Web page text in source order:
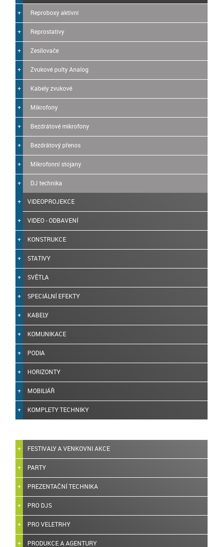
Reproboxy aktivní
Reprostativy
Zesilovače
Zvukové pulty Analog
Kabely zvukové
Mikrofony
Bezdrátové mikrofony
Bezdrátový přenos
Mikrofonní stojany
DJ technika
VIDEOPROJEKCE
VIDEO - ODBAVENÍ
KONSTRUKCE
STATIVY
SVĚTLA
SPECIÁLNÍ EFEKTY
KABELY
KOMUNIKACE
PODIA
HORIZONTY
MOBILIÁŘ
KOMPLETY TECHNIKY
FESTIVALY A VENKOVNI AKCE
PARTY
PREZENTAČNÍ TECHNIKA
PRO DJS
PRO VELETRHY
PRODUKCE A AGENTURY